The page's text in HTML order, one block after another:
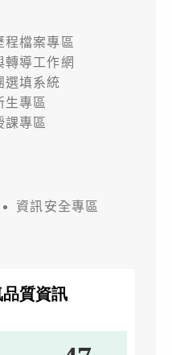
程檔案專區
轉導工作網
選填系統
生專區
課專區
資訊安全專區